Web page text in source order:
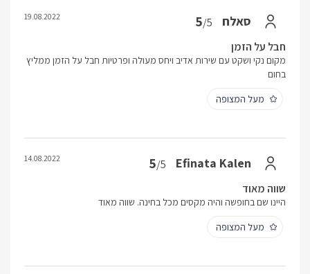
סאלח 5/5
19.08.2022
חבל על הזמן
מקום נקי ושקט עם שירות אדיב ויחס מעולה ופרטיות חבל על הזמן ממליץ
בחום
מעל המצופה
Efinata Kalen
5/5
14.08.2022
שווה מאוד
היינו שם בחופשה והיה מקסים מכל בחינה. שווה מאוד
מעל המצופה